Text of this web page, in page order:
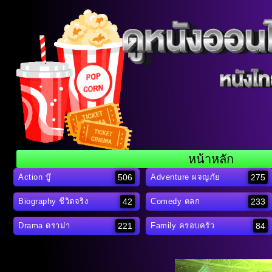
หน้าหลัก
Action บู๊ 506 Adventure ผจญภัย 275
Biography ชีวิตจริง 42 Comedy ตลก 233
Drama ดราม่า 221 Family ครอบครัว 84